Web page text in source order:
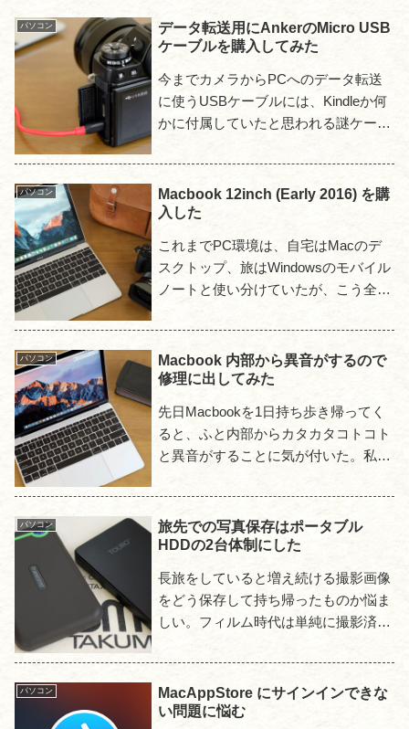
パソコン
データ転送用にAnkerのMicro USB
ケーブルを購入してみた
今までカメラからPCへのデータ転送
に使うUSBケーブルには、Kindleか何
かに付属していたと思われる謎ケーブ
たから使っているという程度の代物
だ。これで旅先で断線でも...
パソコン
Macbook 12inch (Early 2016) を購
入した
これまでPC環境は、自宅はMacのデ
スクトップ、旅はWindowsのモバイル
ノートと使い分けていたが、こう全く
い。それにWindowsのモバイルノート
は本来ならMac...
パソコン
Macbook 内部から異音がするので
修理に出してみた
先日Macbookを1日持ち歩き帰ってく
ると、ふと内部からカタカタコトコト
と異音がすることに気が付いた。私の
うな可動部品はなく、以前は全くの無
音であった...
パソコン
旅先での写真保存はポータブル
HDDの2台体制にした
長旅をしていると増え続ける撮影画像
をどう保存して持ち帰ったものか悩ま
しい。フィルム時代は単純に撮影済み
ジカメ時代になっても当初は低画素な
のと、JPEGでの撮影が大半だ...
パソコン
MacAppStore にサインインできな
い問題に悩む